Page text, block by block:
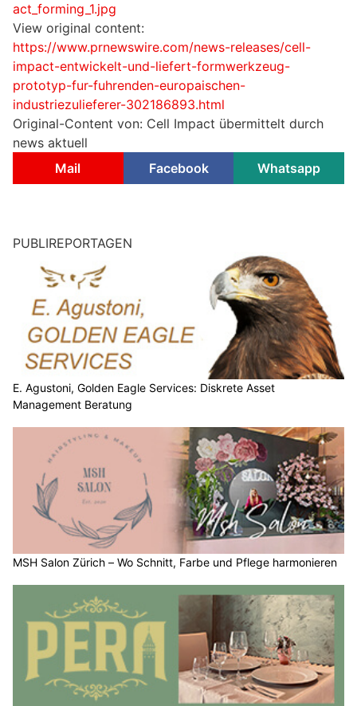
act_forming_1.jpg
View original content:
https://www.prnewswire.com/news-releases/cell-
impact-entwickelt-und-liefert-formwerkzeug-
prototyp-fur-fuhrenden-europaischen-
industriezulieferer-302186893.html
Original-Content von: Cell Impact übermittelt durch
news aktuell
Mail
Facebook Whatsapp
PUBLIREPORTAGEN
E. Agustoni, Golden Eagle Services: Diskrete Asset
Management Beratung
MSH Salon Zürich – Wo Schnitt, Farbe und Pflege harmonieren